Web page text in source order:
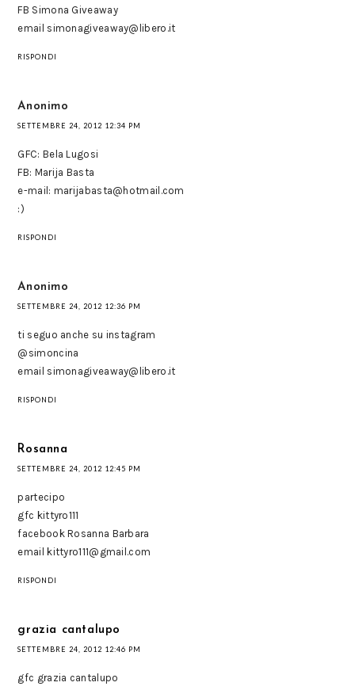
FB Simona Giveaway
email simonagiveaway@libero.it
RISPONDI
Anonimo
SETTEMBRE 24, 2012 12:34 PM
GFC: Bela Lugosi
FB: Marija Basta
e-mail: marijabasta@hotmail.com
:)
RISPONDI
Anonimo
SETTEMBRE 24, 2012 12:36 PM
ti seguo anche su instagram
@simoncina
email simonagiveaway@libero.it
RISPONDI
Rosanna
SETTEMBRE 24, 2012 12:45 PM
partecipo
gfc kittyro111
facebook Rosanna Barbara
email kittyro111@gmail.com
RISPONDI
grazia cantalupo
SETTEMBRE 24, 2012 12:46 PM
gfc grazia cantalupo